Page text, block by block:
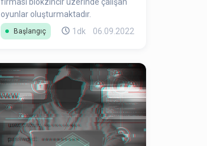
oyunlar oluşturmaktadır.
Başlangıç 1dk 06.09.2022